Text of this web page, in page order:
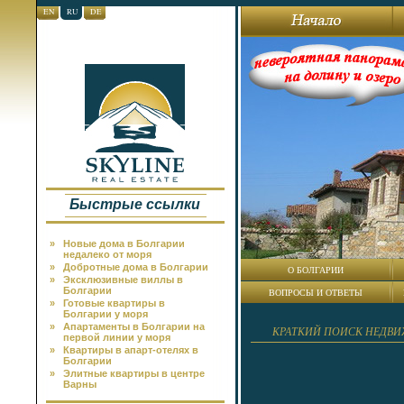
EN RU DE
Быстрые ссылки
»
Новые дома в Болгарии
недалеко от моря
»
Добротные дома в Болгарии
»
Эксклюзивные виллы в
Болгарии
»
Готовые квартиры в
Болгарии у моря
»
Апартаменты в Болгарии на
первой линии у моря
»
Квартиры в апарт-отелях в
Болгарии
»
Элитные квартиры в центре
Варны
О БОЛГАРИИ
ВОПРОСЫ И ОТВЕТЫ
КРАТКИЙ ПОИСК